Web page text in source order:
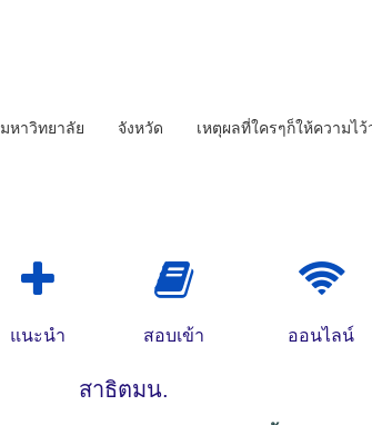
มหาวิทยาลัย จังหวัด เหตุผลที่ใครๆก็ให้ความไว้
แนะนำ สอบเข้า ออนไลน์
สาธิตมน.